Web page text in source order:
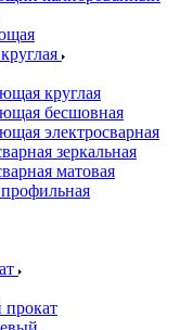
круглая
бесшовная
электросварная
зеркальная
матовая